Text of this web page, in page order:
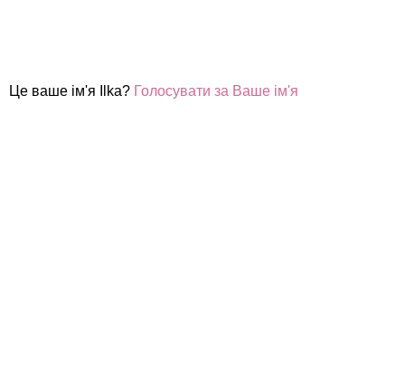
Це ваше ім'я Ilka? Голосувати за Ваше ім'я